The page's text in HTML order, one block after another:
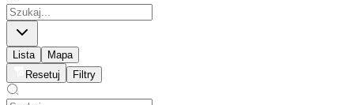
Lista
Mapa
Resetuj
Filtry